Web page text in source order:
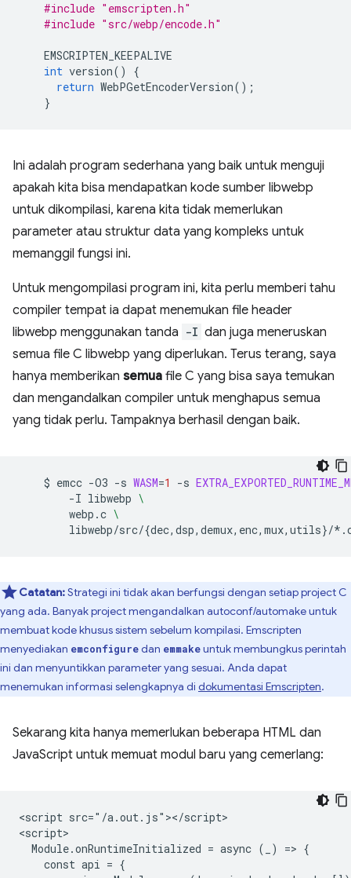
#include "emscripten.h"
#include "src/webp/encode.h"
EMSCRIPTEN_KEEPALIVE
int version()
{
return WebPGetEncoderVersion();
}
Ini adalah program sederhana yang baik untuk menguji
apakah kita bisa mendapatkan kode sumber libwebp
untuk dikompilasi, karena kita tidak memerlukan
parameter atau struktur data yang kompleks untuk
memanggil fungsi ini.
Untuk mengompilasi program ini, kita perlu memberi tahu
compiler tempat ia dapat menemukan file header
libwebp menggunakan tanda -I dan juga meneruskan
semua file C libwebp yang diperlukan. Terus terang, saya
hanya memberikan semua file C yang bisa saya temukan
dan mengandalkan compiler untuk menghapus semua
yang tidak perlu. Tampaknya berhasil dengan baik.
$ emcc -O3 -s WASM=1 -s
-I libwebp \
webp.c \
libwebp/src/{dec,dsp,demux,enc,mux,utils}
Catatan:Strategi ini tidak akan berfungsi dengan setiap project C
yang ada. Banyak project mengandalkan autoconf/automake untuk
membuat kode khusus sistem sebelum kompilasi. Emscripten
menyediakan emconfiguredan emmakeuntuk membungkus perintah
ini dan menyuntikkan parameter yang sesuai. Anda dapat
menemukan informasi selengkapnya di dokumentasi Emscripten.
Sekarang kita hanya memerlukan beberapa HTML dan
JavaScript untuk memuat modul baru yang cemerlang:
<script src="/a.out.js"></script>
<script>
  Module.onRuntimeInitialized = async (_) => {
    const api = {